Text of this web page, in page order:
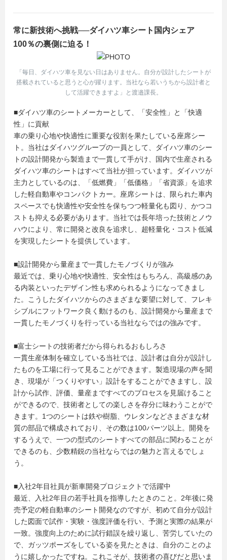
常に新技術へ挑戦──ダイハツ車シート国内シェア
100％の裏側に迫る！
「毎日、ダイハツ車を見ない日はありません。自分が設計したシートが
搭載されていると思うと心が躍ります。当社なら若いうちから設計者と
して活躍できますよ」と渡邉課長。
■ダイハツ車のシートメーカーとして、「安全性」と「快適
性」に貢献
車の乗り心地や快適性に重要な役割を果たしている座席シー
ト。当社はダイハツグループの一員として、ダイハツ車のシー
トの設計開発から製造まで一貫して手がけ、国内で生産される
ダイハツ車のシートはすべて当社が担っています。ダイハツが
主力としているのは、「低燃費」「低価格」「省資源」を追求
した軽自動車やコンパクトカー。座席シートは、限られた車内
スペースでも快適性や安全性を保ちつつ軽量化も図り、かつコ
ストも抑える必要があります。当社では長年培った技術とノウ
ハウにより、常に開発と改良を追求し、超軽量化・コスト低減
を実現したシートを提供しています。
■設計開発から量産まで一貫したモノづくりが強み
最近では、乗り心地や快適性、安全性はもちろん、高級感のあ
る内装といったデザイン性も求められるようになってきまし
た。こうしたダイハツからのさまざまな要望に対して、フレキ
シブルにフットワーク良く動けるのも、設計開発から量産まで
一貫したモノづくりを行っている当社ならではの強みです。
■富士シートの技術者だから得られるおもしろさ
一貫生産体制を確立している当社では、設計者は自分が設計し
たものを工場に行って見ることができます。製造現場の声を聞
き、現場が「つくりやすい」設計をすることができますし、設
計から試作、評価、量産まですべてのプロセスを見届けること
ができるので、技術者としての楽しさを存分に味わうことがで
きます。1つのシートは鉄や樹脂、ウレタンなどさまざまな材
質の部品で構成されており、その数は100パーツ以上。開発を
するうえで、一つの型式のシートすべての部品に関わることが
できるのも、少数精鋭の当社ならではの魅力と言えるでしょ
う。
■入社2年目社員が新車開発プロジェクトで活躍中
最近、入社2年目の若手社員を指導したときのこと。2年後に発
売予定の軽自動車のシート開発なのですが、初めて自分が設計
した図面で試作・実験・強度評価を行い、予測と実際の結果が
一致。強度向上のために試行錯誤を繰り返し、苦労していたの
で、ガッツポーズをしている姿を見たときは、自分のことのよ
うに嬉しかったですね。これこそが、技術者の喜びだと思いま